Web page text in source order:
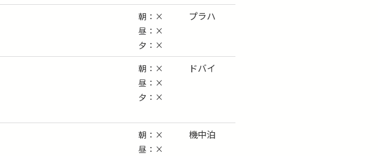
朝：×
昼：×
夕：×
プラハ
朝：×
昼：×
夕：×
ドバイ
朝：×
昼：×
機中泊